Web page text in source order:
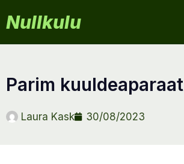
Nullkulu
parim kuuldeaparaat
Laura Kask 30/08/2023